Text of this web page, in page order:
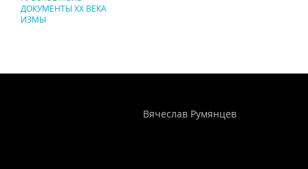
ДОКУМЕНТЫ XX ВЕКА
ИЗМЫ
Вячеслав Румянцев